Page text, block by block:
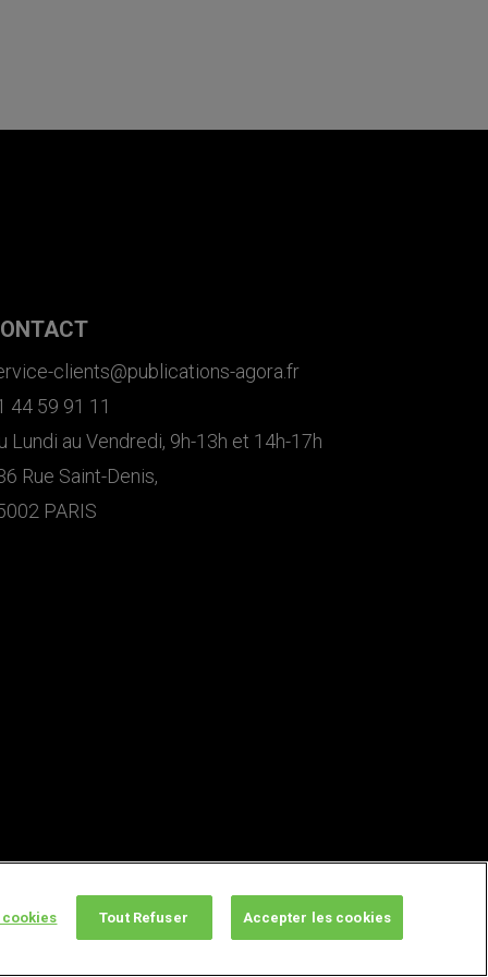
clients@publications-agora.fr
44 59 91 11
Lundi au Vendredi, 9h-13h et 14h-17h
Rue Saint-Denis,
PARIS
twitterfacebook
youtube
Tout Refuser Accepter les cookies